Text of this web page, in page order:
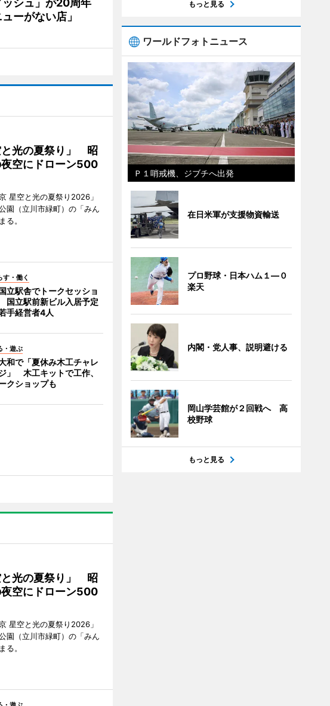
ッシュ」が20周年
ーがない店」
と光の夏祭り」 昭
空にドローン500
星空と光の夏祭り2026」
園（立川市緑町）の「みん
る。
す・働く
立駅舎でトークセッショ
立駅前新ビル入居予定
手経営者4人
・遊ぶ
和で「夏休み木工チャレ
」 木工キットで工作、
クショップも
と光の夏祭り」 昭
空にドローン500
星空と光の夏祭り2026」
園（立川市緑町）の「みん
る。
もっと見る
ワールドフォトニュース
Ｐ１哨戒機、ジブチへ出発
在日米軍が支援物資輸送
プロ野球・日本ハム１―０
楽天
内閣・党人事、説明避ける
岡山学芸館が２回戦へ 高
校野球
もっと見る